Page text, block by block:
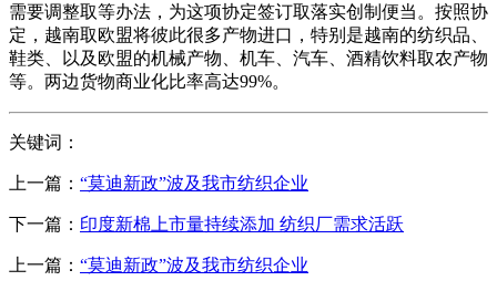
需要调整取等办法，为这项协定签订取落实创制便当。按照协
定，越南取欧盟将彼此很多产物进口，特别是越南的纺织品、
鞋类、以及欧盟的机械产物、机车、汽车、酒精饮料取农产物
等。两边货物商业化比率高达99%。
关键词：
上一篇： “莫迪新政”波及我市纺织企业
下一篇： 印度新棉上市量持续添加 纺织厂需求活跃
上一篇： “莫迪新政”波及我市纺织企业